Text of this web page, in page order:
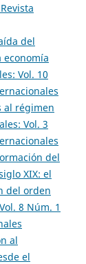
del
economía
Vol. 10
al régimen
Vol. 3
del
XIX: el
del orden
8 Núm. 1
al
el